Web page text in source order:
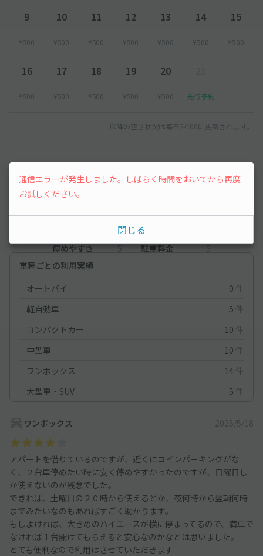
9
¥500
10
¥500
11
¥500
12
¥500
13
¥500
14
¥500
15
¥500
16
¥500
17
¥500
18
¥500
19
¥500
20
¥500 先行予約
以降の空き状況は毎日24:00に更新されます。
レビュー
4（1件）
4 立地
停めやすさ
5 駐車料金
5
車種ごとの利用実績
オートバイ
0 件
軽自動車
5 件
コンパクトカー
10 件
中型車
10 件
ワンボックス
14 件
大型車・SUV
5 件
ワンボックス 2025/5/18
アパートを借りているのですが、近くにコインパーキングがな
く、２台車停めたい時に安く停めやすかったのですが、日曜日し
か使えないのが残念でした。
できれば、土曜日の２０時から使えるとか、夜何時から翌朝何時
までみたいなのもあればすごく助かります。
もしよければ、大きめのハイエースが横に停まってるので、満車で
なければ１台開けてもらえると安心なのかなとは思いました。
とても便利なので利用はさせていただきます
通信エラーが発生しました。しばらく時間をおいてから再度
お試しください。
閉じる